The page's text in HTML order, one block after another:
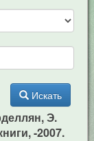
Искать
Э.
-2007.